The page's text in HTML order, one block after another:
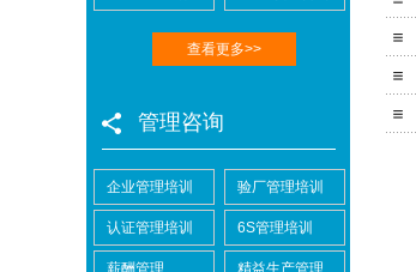
查看更多>>
管理咨询
企业管理培训 验厂管理培训
认证管理培训 6S管理培训
薪酬管理 精益生产管理
Lowe's劳氏验厂